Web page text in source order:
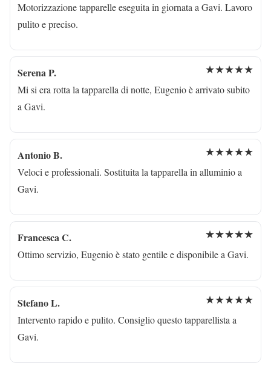
Motorizzazione tapparelle eseguita in giornata a Gavi. Lavoro
pulito e preciso.
Serena P. ★★★★★
Mi si era rotta la tapparella di notte, Eugenio è arrivato subito
a Gavi.
Antonio B. ★★★★★
Veloci e professionali. Sostituita la tapparella in alluminio a
Gavi.
Francesca C. ★★★★★
Ottimo servizio, Eugenio è stato gentile e disponibile a Gavi.
Stefano L. ★★★★★
Intervento rapido e pulito. Consiglio questo tapparellista a
Gavi.